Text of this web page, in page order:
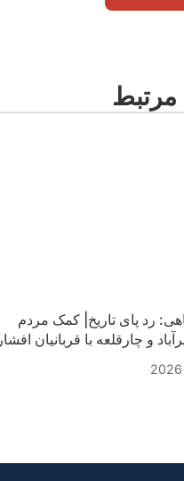
رد پای تاریخ| کمک مردم
و چارقلعه با قربانیان افشار